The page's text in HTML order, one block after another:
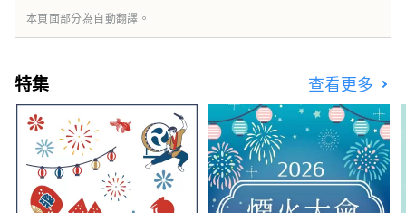
本頁面部分為自動翻譯。
特集 查看更多